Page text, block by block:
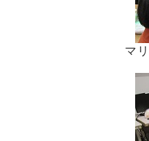
マ